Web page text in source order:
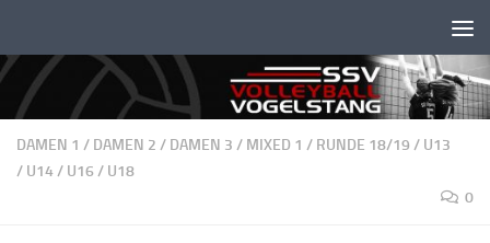
DAMEN 1 / DAMEN 2 / DAMEN 3 / MIXED 1 / RUNDE 18/19 / U13
/ U14/ U16 / U18
0